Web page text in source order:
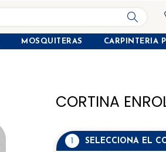
MOSQUITERAS CARPINTERIA
CORTINA
1 SELECCIONA EL